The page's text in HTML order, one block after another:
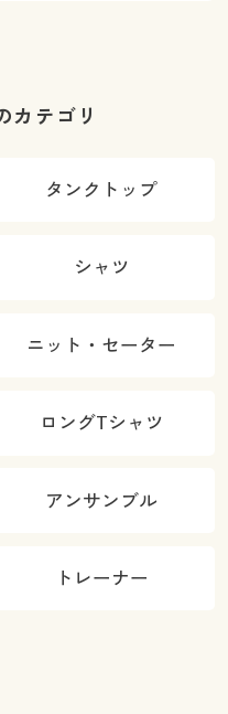
カテゴリ
タンクトップ
シャツ
ニット・セーター
ロングTシャツ
アンサンブル
トレーナー